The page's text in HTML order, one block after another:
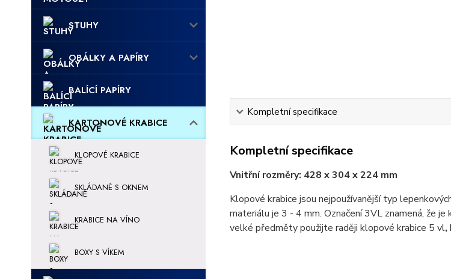
STUHY
OBÁLKY A PAPÍRY
BALÍCÍ PAPÍRY
KARTONOVÉ KRABICE
KLOPOVÉ KRABICE
SKLÁDANÉ S OKNEM
KRABICE NA VÍNO
BOXY S VÍKEM
Kompletní specifikace
Kompletní specifikace
Vnitřní rozměry: 428 x 304 x 224 mm
Klopové krabice jsou nejpoužívanější typ
materiálu je 3 - 4 mm. Označení 3VL znamená, že
velké předměty použijte raději klopové krabice 5 vl,